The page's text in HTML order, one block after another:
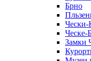
Брно
Чески-
Ческе-
Замки